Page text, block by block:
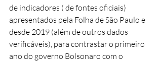
de indicadores ( de fontes oficiais)
apresentados pela Folha de São Paulo e
desde 2019 (além de outros dados
verificáveis), para contrastar o primeiro
ano do governo Bolsonaro com o